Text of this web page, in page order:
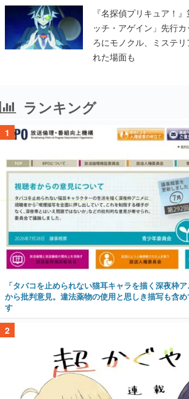
『名探偵プリキュア！
ッチ・アゲイン」先行
ろにモノクル、ミステ
れた場面も
ランキング
1
「タバコを止められない猫耳キャラを描く深夜枠
から批判意見。違法薬物の使用と思しき描写も含
す
2